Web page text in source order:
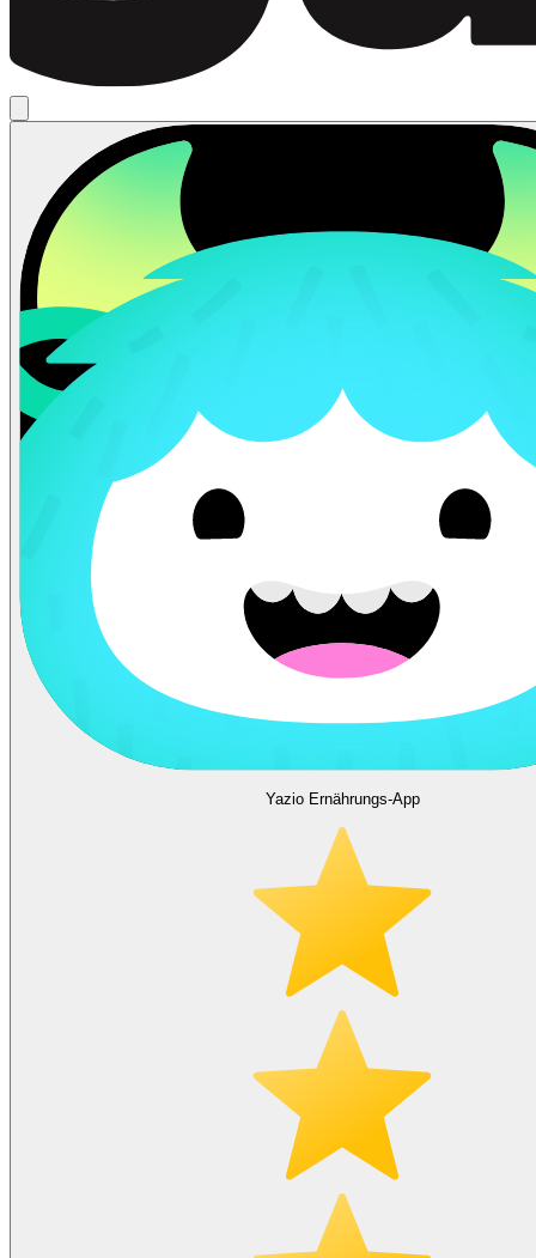
Yazio Ernährungs-App